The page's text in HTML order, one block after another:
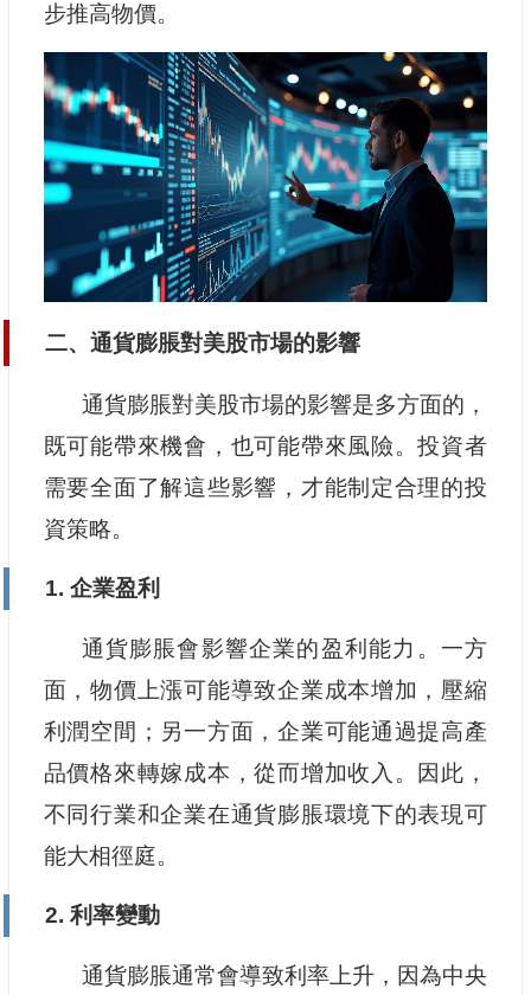
步推高物價。
二、通貨膨脹對美股市場的影響
通貨膨脹對美股市場的影響是多方面的，
既可能帶來機會，也可能帶來風險。投資者
需要全面了解這些影響，才能制定合理的投
資策略。
1. 企業盈利
通貨膨脹會影響企業的盈利能力。一方
面，物價上漲可能導致企業成本增加，壓縮
利潤空間；另一方面，企業可能通過提高產
品價格來轉嫁成本，從而增加收入。因此，
不同行業和企業在通貨膨脹環境下的表現可
能大相徑庭。
2. 利率變動
通貨膨脹通常會導致利率上升，因為中央